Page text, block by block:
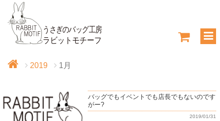
2019 1月
バッグでもイベントでも店長でもないのです
がー?
2019/01/31